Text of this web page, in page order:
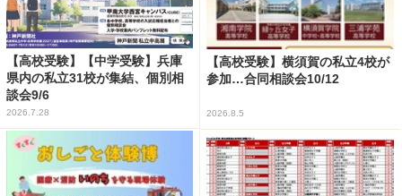
【高校受験】【中学受験】兵庫
県内の私立31校が集結、個別相
談会9/6
2026.7.28
【高校受験】横須賀の私立4校が
参加…合同相談会10/12
2026.8.5